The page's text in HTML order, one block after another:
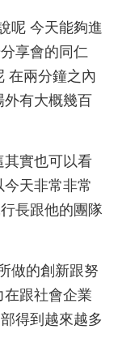
呢 今天能夠進
享會的同仁
在兩分鐘之內
外有大概幾百
其實也可以看
天非常非常
長跟他的團隊
做的創新跟努
跟社會企業
得到越來越多